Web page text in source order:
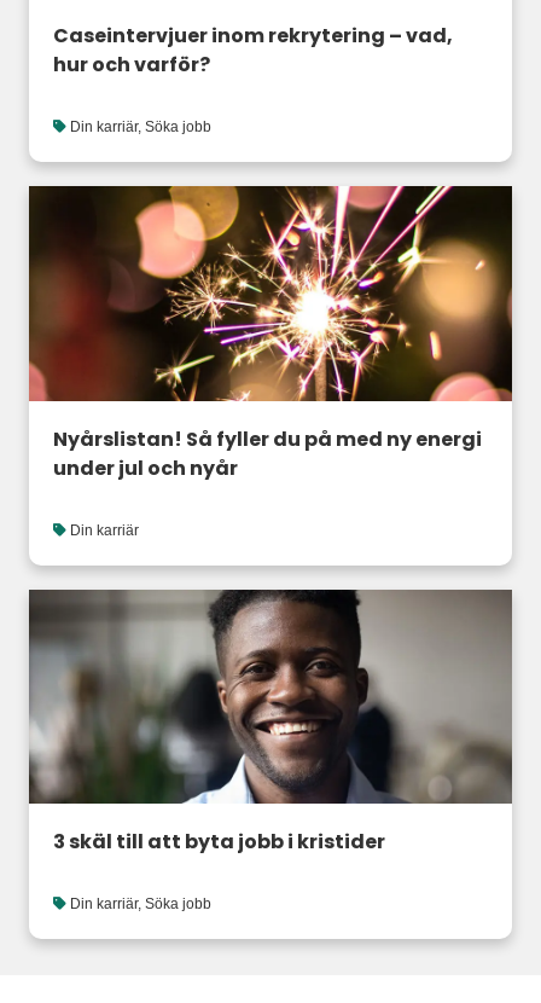
Caseintervjuer inom rekrytering – vad,
hur och varför?
Din karriär, Söka jobb
Nyårslistan! Så fyller du på med ny energi
under jul och nyår
Din karriär
3 skäl till att byta jobb i kristider
Din karriär, Söka jobb